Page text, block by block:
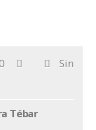
Sin
Tébar